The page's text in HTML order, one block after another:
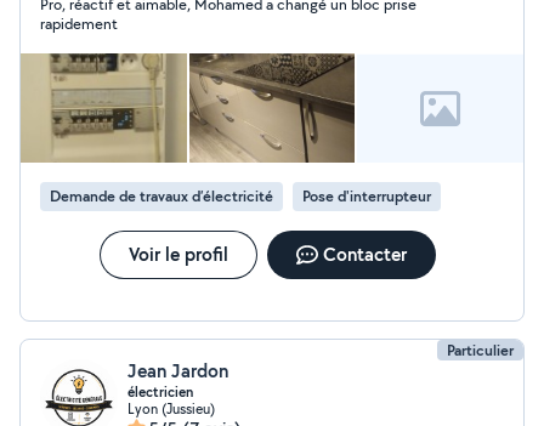
gratuit Mon intervention consiste a réparer ou a la mise
en marche des appareils
Pro, réactif et aimable, Mohamed a changé un bloc prise
rapidement
Demande de travaux d’électricité Pose d'interrupteur
Voir le profil Contacter
Particulier
Jean Jardon
électricien
Lyon (Jussieu)